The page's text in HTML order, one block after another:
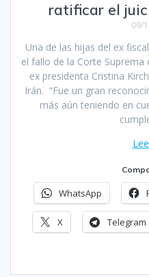
ratificar el
09/
Una de las hijas del ex
el fallo de la Corte
ex presidenta Cristina
Irán. “Fue un gran
más aún teniendo en
WhatsApp
X Telegram